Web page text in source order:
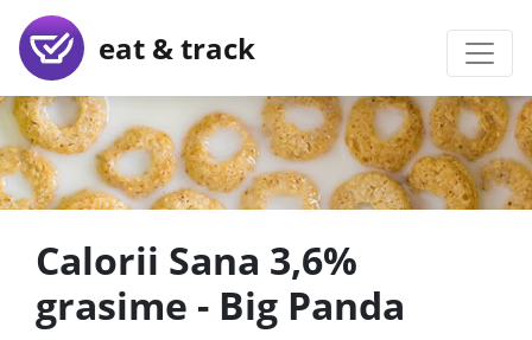
eat & track
Calorii Sana 3,6%
grasime - Big Panda